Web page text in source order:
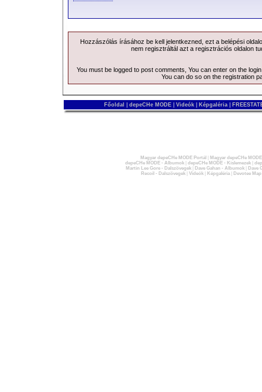
Hozzászólás írásához be kell jelentkezned, ezt a belépési
nem regisztráltál azt a regisztrációs oldalon
You must be logged to post comments, You can enter on the
You can do so on the registration
Főoldal depeCHe MODE Videók Képgaléria
Magyar depeCHe MODE Portál
Magyar depeCHe
depeCHe MODE - Albumok| depeCHe MODE - Kislemezek|
Martin Lee Gore - Dalszövegek| Dave Gahan - Albumok|
Dave
Recoil - Dalszövegek| Videók| Képgaléria| Devotee Map